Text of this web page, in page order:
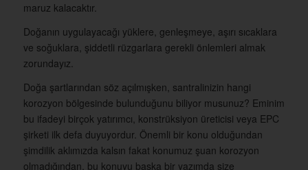
maruz kalacaktır.
Doğanın uygulayacağı yüklere, genleşmeye, aşırı sıcaklara
ve soğuklara, şiddetli rüzgarlara gerekli önlemleri almak
zorundayız.
Doğa şartlarından söz açılmışken, santralinizin hangi
korozyon bölgesinde bulunduğunu biliyor musunuz? Eminim
bu ifadeyi birçok yatırımcı, konstrüksiyon üreticisi veya EPC
şirketi ilk defa duyuyordur. Önemli bir konu olduğundan
şimdilik aklımızda kalsın fakat konumuz şuan korozyon
olmadığından, bu konuyu başka bir yazımda size